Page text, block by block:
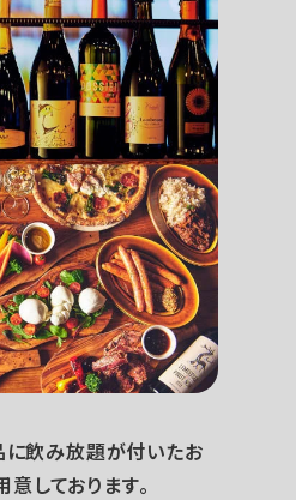
に飲み放題が付いたお
しております。